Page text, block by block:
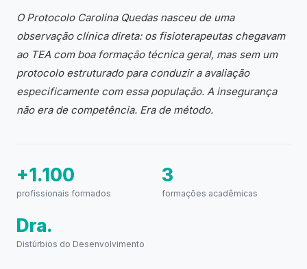
O Protocolo Carolina Quedas nasceu de uma
observação clínica direta: os fisioterapeutas chegavam
ao TEA com boa formação técnica geral, mas sem um
protocolo estruturado para conduzir a avaliação
especificamente com essa população. A insegurança
não era de competência. Era de método.
+1.100
profissionais formados
3
formações acadêmicas
Dra.
Distúrbios do Desenvolvimento